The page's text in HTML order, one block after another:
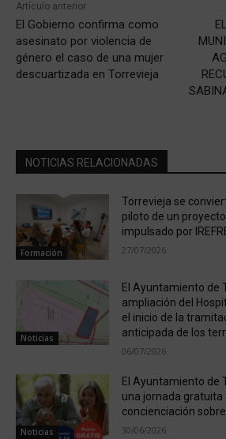
Artículo anterior
El Gobierno confirma como
asesinato por violencia de
género el caso de una mujer
descuartizada en Torrevieja
NOTICIAS RELACIONADAS
Formación
Torrevieja se
piloto de un
impulsado por
27/07/2026
Noticias
El Ayuntamiento de
ampliación del
el inicio de la
anticipada de los
06/07/2026
Noticias
El Ayuntamiento de
una jornada gratuita
concienciación
30/06/2026